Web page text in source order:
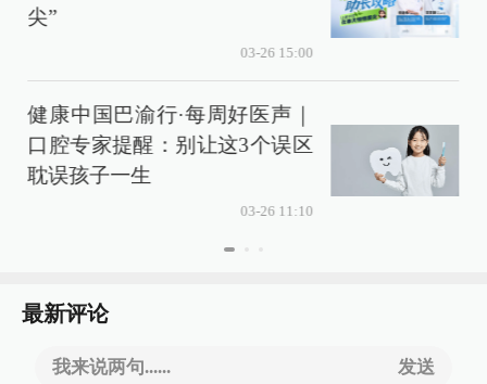
尖”
03-26 15:00
健康中国巴渝行·每周好医声｜
口腔专家提醒：别让这3个误区
耽误孩子一生
03-26 11:10
最新评论
我来说两句...... 发送